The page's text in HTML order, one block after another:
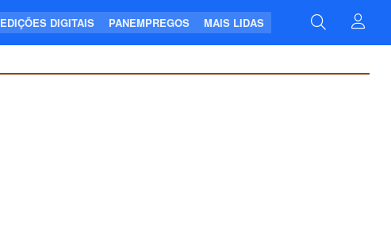
EDIÇÕES DIGITAIS PANEMPREGOS MAIS LIDAS